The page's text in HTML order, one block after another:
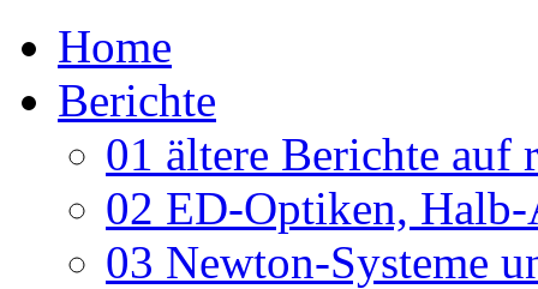
Home
Berichte
01 ältere Berichte auf
02 ED-Optiken, Halb-
03 Newton-Systeme